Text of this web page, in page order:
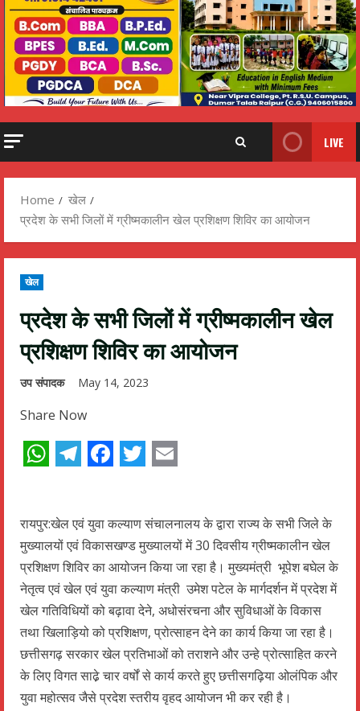
LIVE
Home
खेल
प्रदेश के सभी जिलों में ग्रीष्मकालीन खेल प्रशिक्षण शिविर का आयोजन
खेल
प्रदेश के सभी जिलों में ग्रीष्मकालीन खेल
प्रशिक्षण शिविर का आयोजन
उप संपादक May 14, 2023
Share Now
रायपुर:खेल एवं युवा कल्याण संचालनालय के द्वारा राज्य के सभी जिले के
मुख्यालयों एवं विकासखण्ड मुख्यालयों में 30 दिवसीय ग्रीष्मकालीन खेल
प्रशिक्षण शिविर का आयोजन किया जा रहा है। मुख्यमंत्री भूपेश बघेल के
नेतृत्व एवं खेल एवं युवा कल्याण मंत्री उमेश पटेल के मार्गदर्शन में प्रदेश में
खेल गतिविधियों को बढ़ावा देने, अधोसंरचना और सुविधाओं के विकास
तथा खिलाड़ियो को प्रशिक्षण, प्रोत्साहन देने का कार्य किया जा रहा है।
छत्तीसगढ़ सरकार खेल प्रतिभाओं को तराशने और उन्हे प्रोत्साहित करने
के लिए विगत साढे़ चार वर्षों से कार्य करते हुए छत्तीसगढ़िया ओलंपिक और
युवा महोत्सव जैसे प्रदेश स्तरीय वृहद आयोजन भी कर रही है।